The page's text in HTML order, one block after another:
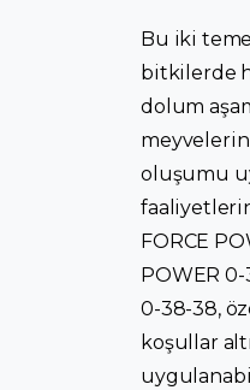
Bu iki
bitkilerde
dolum
meyvelerin
oluşumu
FORCE
POWER
0-38-38,
koşullar